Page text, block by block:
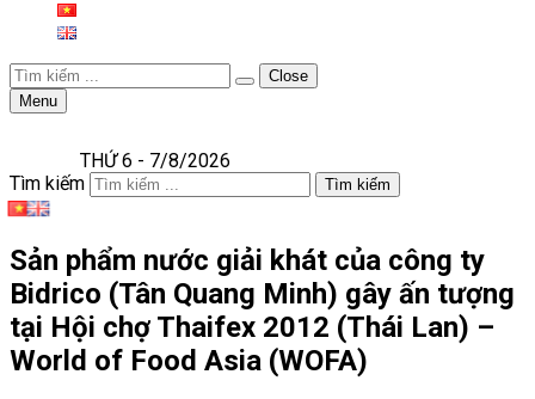
Close
Menu
THỨ 6 - 7/8/2026
Tìm kiếm
Tìm kiếm
Sản phẩm nước giải khát của công ty
Bidrico (Tân Quang Minh) gây ấn tượng
tại Hội chợ Thaifex 2012 (Thái Lan) –
World of Food Asia (WOFA)